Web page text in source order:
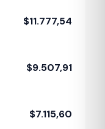
$11.777,54
$9.507,91
$7.115,60